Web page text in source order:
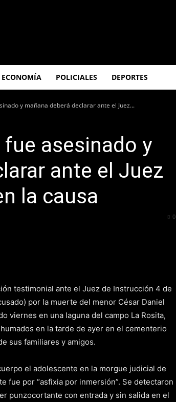
ECONOMÍA POLICIALES DEPORTES
y mañana deberá declarar ante el Juez...
asesinado y
ante el Juez
la causa
0
testimonial ante el Juez de Instrucción 4 de
por la muerte del menor César Daniel
viernes en una laguna del campo La Rosita,
en la tarde de ayer en el cementerio
sus familiares y amigos.
el adolescente en la morgue judicial de
fue por “asfixia por inmersión”. Se detectaron
punzocortante con entrada y sin salida en el